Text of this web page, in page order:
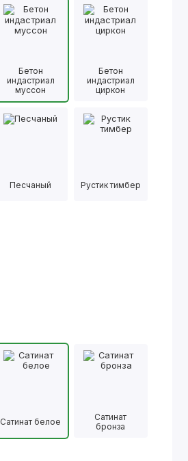
Бетон
индастриал
муссон
Бетон
индастриал
циркон
Песчаный Рустик тимбер
Сатинат белое
Сатинат
бронза